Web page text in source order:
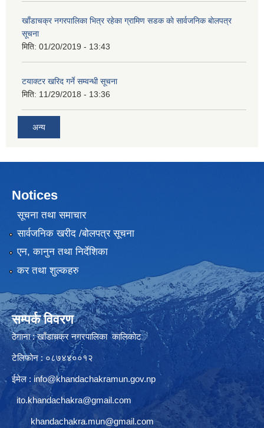
खाँडाचक्र नगरपालिका भित्र रहेका ग्रामिण सडक काे सार्वजनिक बाेलपत्र
सूचना
मिति: 01/20/2019 - 13:43
टयाक्टर खरिद गर्ने सम्वन्धी सूचना
मिति: 11/29/2018 - 13:36
अन्य
Notices
सूचना तथा समाचार
सार्वजनिक खरीद /बोलपत्र सूचना
एन, कानुन तथा निर्देशिका
कर तथा शुल्कहरु
सम्पर्क विवरण
ठेगाना : खाँडाचक्र नगरपालिका कालिकाेट
टेलिफोन : ०८७४४००१२
ईमेल : info@khandachakramun.gov.np
ito.khandachakra@gmail.com
khandachakra.mun@gmail.com